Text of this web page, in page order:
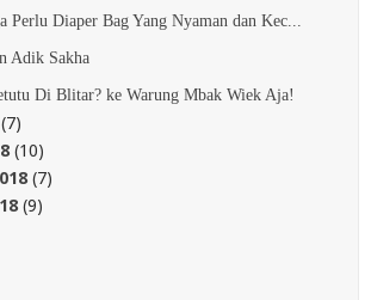
Perlu Diaper Bag Yang Nyaman dan Kec...
Adik Sakha
Di Blitar? ke Warung Mbak Wiek Aja!
(7)
(10)
(7)
(9)